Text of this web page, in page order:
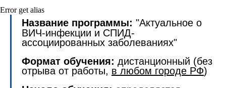
Error get alias
Название программы: "Актуальное о
ВИЧ-инфекции и СПИД-
ассоциированных заболеваниях"
Формат обучения: дистанционный (без
отрыва от работы, в любом городе РФ)